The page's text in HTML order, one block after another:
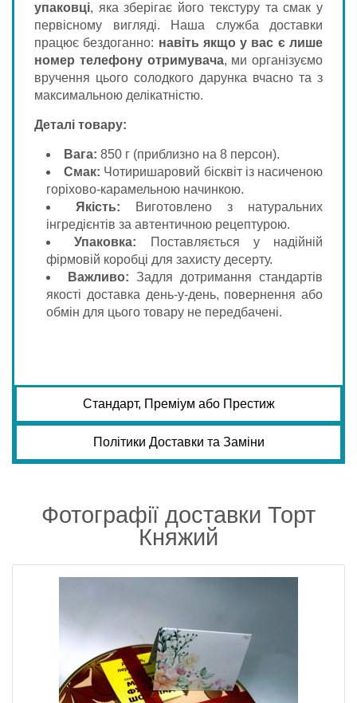
упаковці, яка зберігає його текстуру та смак у
первісному вигляді. Наша служба доставки
працює бездоганно: навіть якщо у вас є лише
номер телефону отримувача, ми організуємо
вручення цього солодкого дарунка вчасно та з
максимальною делікатністю.
Деталі товару:
Вага: 850 г (приблизно на 8 персон).
Смак: Чотиришаровий бісквіт із насиченою
горіхово-карамельною начинкою.
Якість: Виготовлено з натуральних
інгредієнтів за автентичною рецептурою.
Упаковка: Поставляється у надійній
фірмовій коробці для захисту десерту.
Важливо: Задля дотримання стандартів
якості доставка день-у-день, повернення або
обмін для цього товару не передбачені.
Стандарт, Преміум або Престиж
Політики Доставки та Заміни
Фотографії доставки Торт
Княжий